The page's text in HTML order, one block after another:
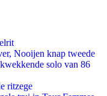
Nooijen knap tweede
solo van 86
ritzege